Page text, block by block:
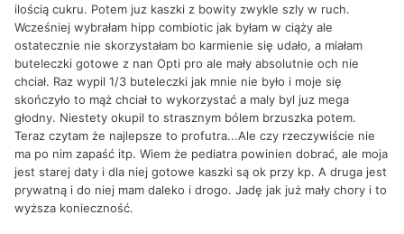
ilością cukru. Potem juz kaszki z bowity zwykle szly w ruch.
Wcześniej wybrałam hipp combiotic jak byłam w ciąży ale
ostatecznie nie skorzystałam bo karmienie się udało, a miałam
buteleczki gotowe z nan Opti pro ale mały absolutnie och nie
chciał. Raz wypil 1/3 buteleczki jak mnie nie było i moje się
skończyło to mąż chciał to wykorzystać a maly byl juz mega
głodny. Niestety okupil to strasznym bólem brzuszka potem.
Teraz czytam że najlepsze to profutra...Ale czy rzeczywiście nie
ma po nim zapaść itp. Wiem że pediatra powinien dobrać, ale moja
jest starej daty i dla niej gotowe kaszki są ok przy kp. A druga jest
prywatną i do niej mam daleko i drogo. Jadę jak już mały chory i to
wyższa konieczność.